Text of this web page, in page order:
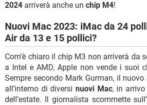
2024 arriverà anche un chip M4!
Nuovi Mac 2023: iMac da 24
Air da 13 e 15 pollici?
Com’è chiaro il chip M3 non arriverà da
a Intel e AMD, Apple non vende i suoi
Sempre secondo Mark Gurman, il nuovo
all’interno di diversi nuovi Mac, in arrivo
dell’estate. Il giornalista scommette